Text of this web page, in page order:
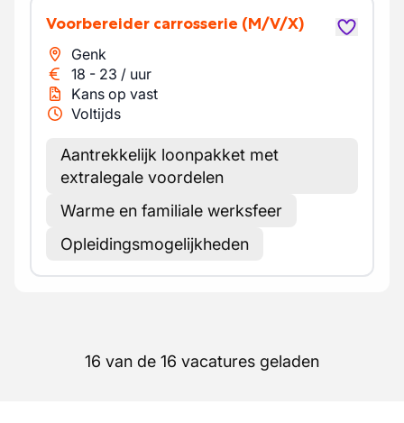
Voorbereider carrosserie (M/V/X)
Genk
18 - 23 / uur
Kans op vast
Voltijds
Aantrekkelijk loonpakket met
extralegale voordelen
Warme en familiale werksfeer
Opleidingsmogelijkheden
16 van de 16 vacatures geladen